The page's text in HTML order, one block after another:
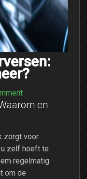
en
zorgt voor
zelf hoeft te
regelmatig
om de